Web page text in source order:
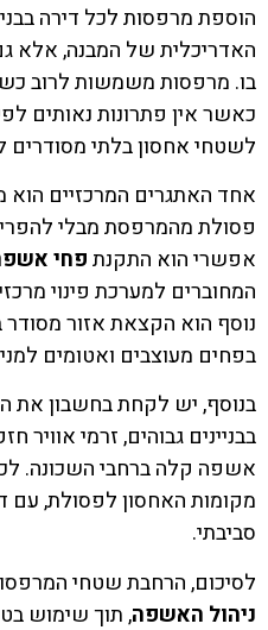
הוספת מרפסות לכל דירה
האדריכלית של המבנה, אלא
בו. מרפסות משמשות לרוב
כאשר אין פתרונות נאותים
לשטחי אחסון בלתי מסודרים
אחד האתגרים המרכזיים
פסולת מהמרפסת מבלי
אפשרי הוא התקנתפחי
המחוברים למערכת פינוי
נוסף הוא הקצאת אזור
בפחים מעוצבים ואטומים
בנוסף, יש לקחת בחשבון את
בבניינים גבוהים, זרמי אוויר
אשפה קלה ברחבי השכונה.
מקומות האחסון לפסולת, עם
סביבתי.
לסיכום, הרחבת שטחי
ניהול האשפה, תוך שימוש